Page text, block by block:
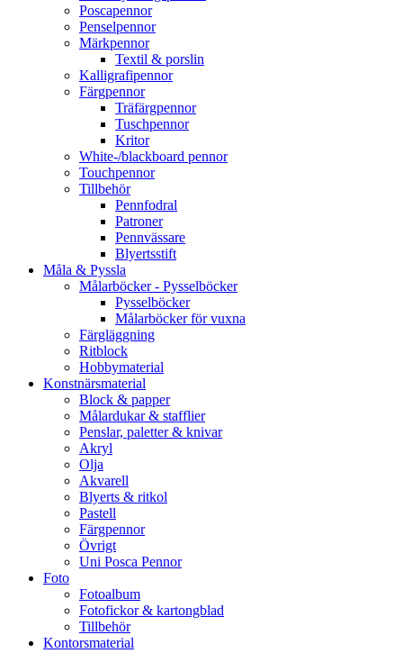
Poscapennor
Penselpennor
Märkpennor
Textil & porslin
Kalligrafipennor
Färgpennor
Träfärgpennor
Tuschpennor
Kritor
White-/blackboard pennor
Touchpennor
Tillbehör
Pennfodral
Patroner
Pennvässare
Blyertsstift
Måla & Pyssla
Målarböcker - Pysselböcker
Pysselböcker
Målarböcker för vuxna
Färgläggning
Ritblock
Hobbymaterial
Konstnärsmaterial
Block & papper
Målardukar & stafflier
Penslar, paletter & knivar
Akryl
Olja
Akvarell
Blyerts & ritkol
Pastell
Färgpennor
Övrigt
Uni Posca Pennor
Foto
Fotoalbum
Fotofickor & kartongblad
Tillbehör
Kontorsmaterial